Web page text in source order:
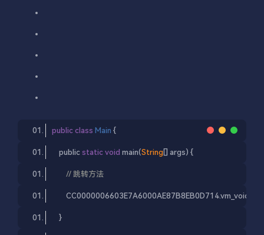
public class Main {
public static void main(String[] args) {
// 跳转方法
CC0000006603E7A6000AE87B8EB0D714.vm_void
}